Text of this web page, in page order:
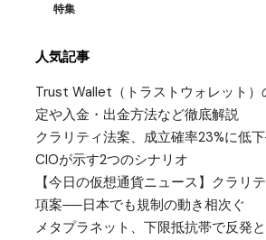
特集
人気記事
Trust Wallet（トラストウォレット）
定や入金・出金方法など徹底解説
クラリティ法案、成立確率23%に低
CIOが示す2つのシナリオ
【今日の仮想通貨ニュース】クラリ
項案──日本でも規制の動き相次ぐ
メタプラネット、下限抵抗帯で反発